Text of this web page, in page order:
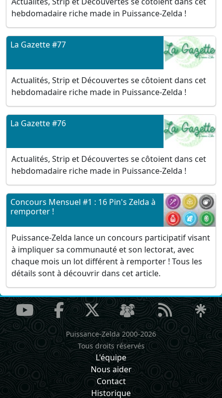
hebdomadaire riche made in Puissance-Zelda !
La Gazette #77
Actualités, Strip et Découvertes se côtoient dans cet
hebdomadaire riche made in Puissance-Zelda !
La Gazette #76
Actualités, Strip et Découvertes se côtoient dans cet
hebdomadaire riche made in Puissance-Zelda !
Concours Mensuel #1 : 16 Pin's Zelda à
remporter !
Puissance-Zelda lance un concours participatif visant
à impliquer sa communauté et son lectorat, avec
chaque mois un lot différent à remporter ! Tous les
détails sont à découvrir dans cet article.
Puissance-Zelda 2000-2026
Tous droits réservés
L'équipe
Nous aider
Contact
Historique